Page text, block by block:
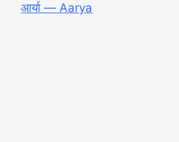
आर्या ― Aarya